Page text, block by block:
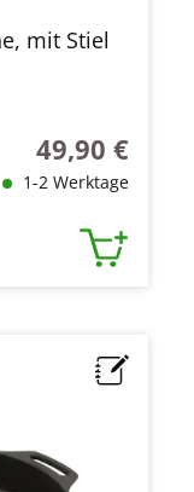
mit Stiel
Regulärer Preis:
49,90 €
1-2 Werktage